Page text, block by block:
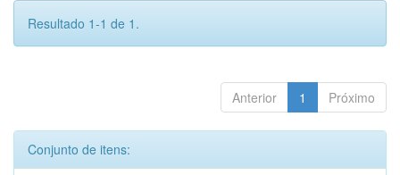
Resultado 1-1 de 1.
Anterior 1 Próximo
Conjunto de itens: